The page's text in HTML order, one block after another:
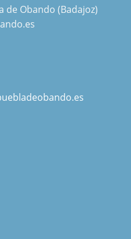
de Obando (Badajoz)